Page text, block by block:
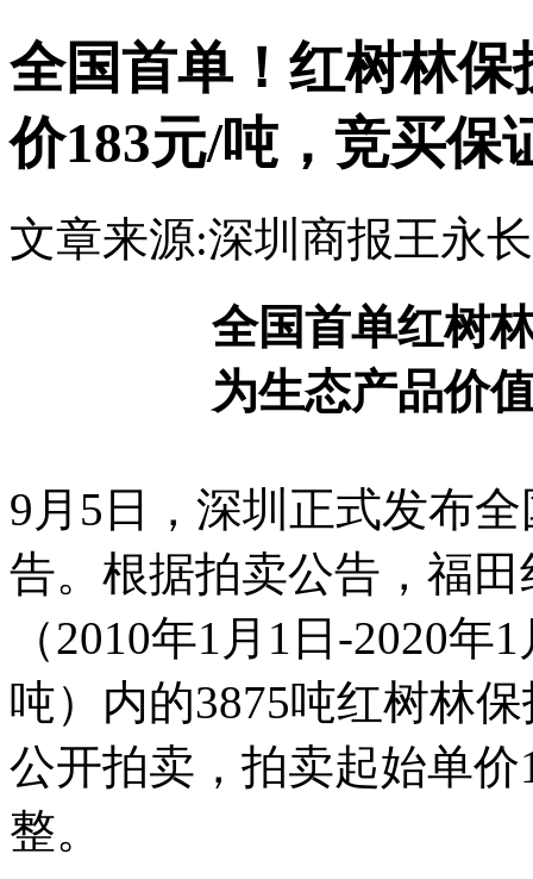
全国首单！红树林
价183元/吨，竞买保
文章来源:深圳商报王永
全国首单红树
为生态产品价
9月5日，深圳正式发布
告。根据拍卖公告，福
（2010年1月1日-2020年
吨）内的3875吨红树林
公开拍卖，拍卖起始单
整。